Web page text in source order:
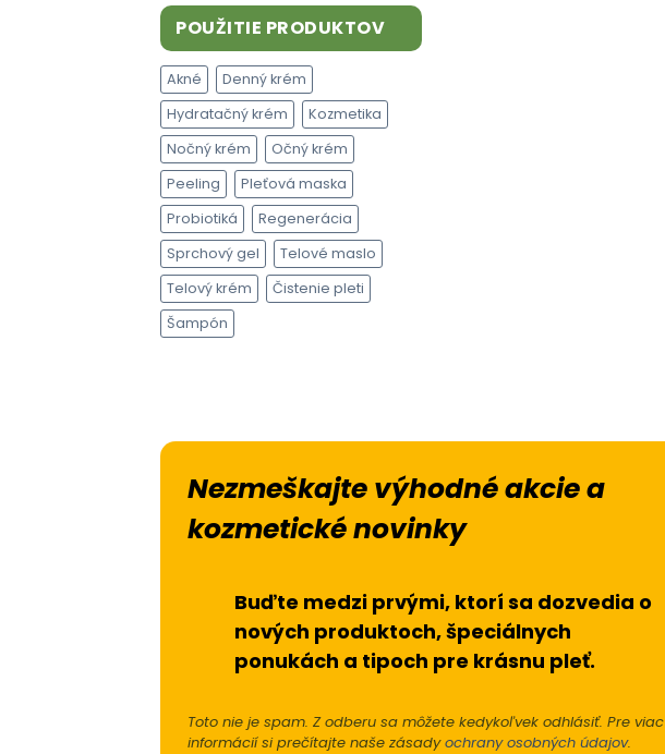
14,00 €.13,00 €.
POUŽITIE PRODUKTOV
Akné
Denný krém
Hydratačný krém
Kozmetika
Nočný krém
Očný krém
Peeling
Pleťová maska
Probiotiká
Regenerácia
Sprchový gel
Telové maslo
Telový krém
Čistenie pleti
Šampón
Nezmeškajte výhodné akcie a
kozmetické novinky
Buďte medzi prvými, ktorí sa dozvedia o
nových produktoch, špeciálnych
ponukách a tipoch pre krásnu pleť.
Toto nie je spam. Z odberu sa môžete kedykoľvek odhlásiť. Pre viac
informácií si prečítajte naše zásadyochrany osobných údajov.